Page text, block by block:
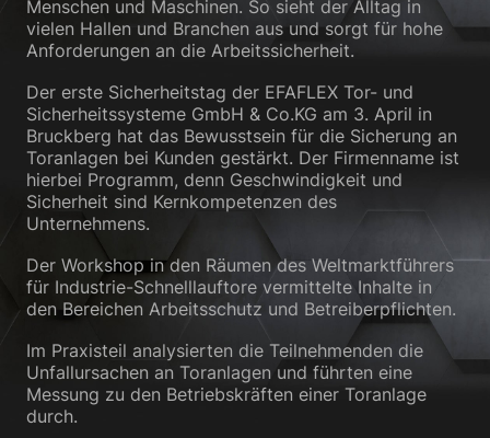
Menschen und Maschinen. So sieht der Alltag in
vielen Hallen und Branchen aus und sorgt für hohe
Anforderungen an die Arbeitssicherheit.
Der erste Sicherheitstag der EFAFLEX Tor- und
Sicherheitssysteme GmbH & Co.KG am 3. April in
Bruckberg hat das Bewusstsein für die Sicherung an
Toranlagen bei Kunden gestärkt. Der Firmenname ist
hierbei Programm, denn Geschwindigkeit und
Sicherheit sind Kernkompetenzen des
Unternehmens.
Der Workshop in den Räumen des Weltmarktführers
für Industrie-Schnelllauftore vermittelte Inhalte in
den Bereichen Arbeitsschutz und Betreiberpflichten.
Im Praxisteil analysierten die Teilnehmenden die
Unfallursachen an Toranlagen und führten eine
Messung zu den Betriebskräften einer Toranlage
durch.
Verwendung Ihrer Daten finden Sie in unserer
Datenschutzerklärung .
Hier finden Sie eine Übersicht über alle verwendeten Cookies.
sich weitere Informationen anzeigen lassen und so nur
bestimmte Cookies auswählen.
Alle akzeptieren Speichern
Nur essenzielle Cookies akzeptieren
Datenschutzeinstellungen
Essenziell (1)
Essenzielle Cookies ermöglichen grundlegende Funktionen und sind für
die einwandfreie Funktion der Website erforderlich.
Cookie-Informationen anzeigen
Statistiken (2)